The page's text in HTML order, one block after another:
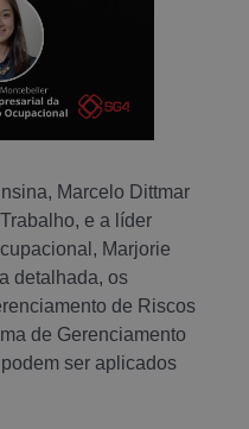
Marcelo Dittmar
e a líder
Marjorie
detalhada, os
de Riscos
de Gerenciamento
ser aplicados